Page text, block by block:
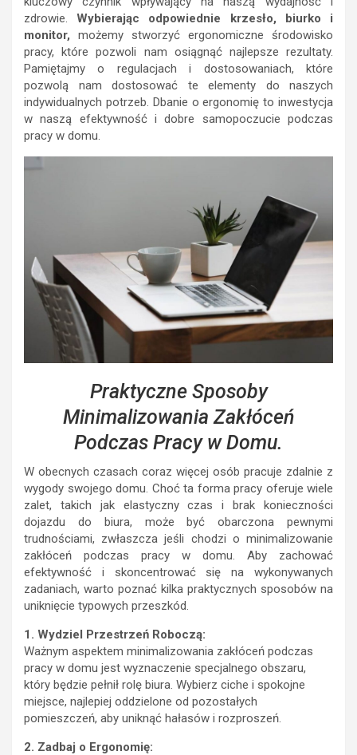
zdrowie.Wybierając odpowiednie krzesło, biurko i
monitor, możemy stworzyć ergonomiczne środowisko
pracy, które pozwoli nam osiągnąć najlepsze rezultaty.
Pamiętajmy o regulacjach i dostosowaniach, które
pozwolą nam dostosować te elementy do naszych
indywidualnych potrzeb. Dbanie o ergonomię to inwestycja
w naszą efektywność i dobre samopoczucie podczas
pracy w domu.
Praktyczne Sposoby
Minimalizowania Zakłóceń
Podczas Pracy w Domu.
W obecnych czasach coraz więcej osób pracuje zdalnie z
wygody swojego domu. Choć ta forma pracy oferuje wiele
zalet, takich jak elastyczny czas i brak konieczności
dojazdu do biura, może być obarczona pewnymi
trudnościami, zwłaszcza jeśli chodzi o minimalizowanie
zakłóceń podczas pracy w domu. Aby zachować
efektywność i skoncentrować się na wykonywanych
zadaniach, warto poznać kilka praktycznych sposobów na
uniknięcie typowych przeszkód.
1. Wydziel Przestrzeń Roboczą:
Ważnym aspektem minimalizowania zakłóceń podczas
pracy w domu jest wyznaczenie specjalnego obszaru,
który będzie pełnił rolę biura. Wybierz ciche i spokojne
miejsce, najlepiej oddzielone od pozostałych
pomieszczeń, aby uniknąć hałasów i rozproszeń.
2. Zadbaj o Ergonomię: